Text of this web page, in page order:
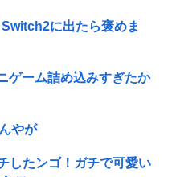
に出たら褒めま
ゲーム詰め込みすぎたか
やが
したンゴ！ガチで可愛い